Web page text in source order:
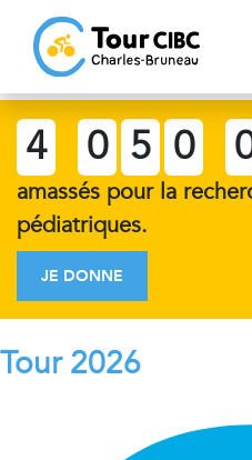
4 0 5 0
amassés pour la
pédiatriques.
JE DONNE
Tour 2026